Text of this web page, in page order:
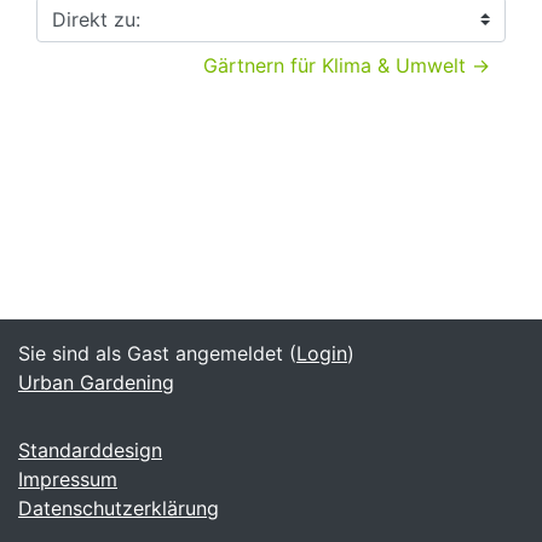
Direkt zu:
Gärtnern für Klima & Umwelt →
Sie sind als Gast angemeldet (Login)
Urban Gardening
Standarddesign
Impressum
Datenschutzerklärung